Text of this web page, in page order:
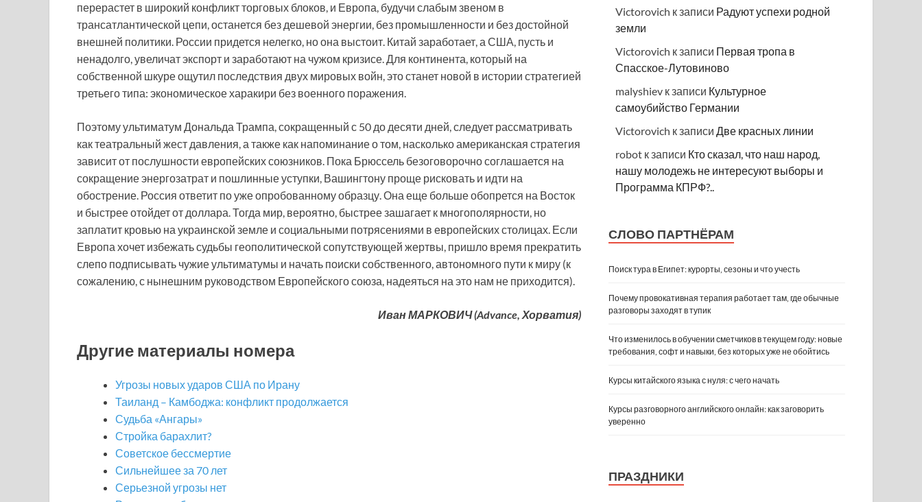
перерастет в широкий конфликт торговых блоков, и Европа, будучи слабым звеном в
трансатлантической цепи, останется без дешевой энергии, без промышленности и без достойной
внешней политики. России придется нелегко, но она выстоит. Китай заработает, а США, пусть и
ненадолго, увеличат экспорт и заработают на чужом кризисе. Для континента, который на
собственной шкуре ощутил последствия двух мировых войн, это станет новой в истории стратегией
третьего типа: экономическое харакири без военного поражения.
Поэтому ультиматум Дональда Трампа, сокращенный с 50 до десяти дней, следует рассматривать
как театральный жест давления, а также как напоминание о том, насколько американская стратегия
зависит от послушности европейских союзников. Пока Брюссель безоговорочно соглашается на
сокращение энергозатрат и пошлинные уступки, Вашингтону проще рисковать и идти на
обострение. Россия ответит по уже опробованному образцу. Она еще больше обопрется на Восток
и быстрее отойдет от доллара. Тогда мир, вероятно, быстрее зашагает к многополярности, но
заплатит кровью на украинской земле и социальными потрясениями в европейских столицах. Если
Европа хочет избежать судьбы геополитической сопутствующей жертвы, пришло время прекратить
слепо подписывать чужие ультиматумы и начать поиски собственного, автономного пути к миру (к
сожалению, с нынешним руководством Европейского союза, надеяться на это нам не приходится).
Иван МАРКОВИЧ (Advance, Хорватия)
Другие материалы номера
Угрозы новых ударов США по Ирану
Таиланд – Камбоджа: конфликт продолжается
Судьба «Ангары»
Стройка барахлит?
Советское бессмертие
Сильнейшее за 70 лет
Серьезной угрозы нет
Victorovich к записи Радуют успехи родной
земли
Victorovich к записи Первая тропа в
Спасское-Лутовиново
malyshiev к записи Культурное
самоубийство Германии
Victorovich к записи Две красных линии
robot к записи Кто сказал, что наш народ,
нашу молодежь не интересуют выборы и
Программа КПРФ?..
СЛОВО ПАРТНЁРАМ
Поиск тура в Египет: курорты, сезоны и что учесть
Почему провокативная терапия работает там, где обычные
разговоры заходят в тупик
Что изменилось в обучении сметчиков в текущем году: новые
требования, софт и навыки, без которых уже не обойтись
Курсы китайского языка с нуля: с чего начать
Курсы разговорного английского онлайн: как заговорить
уверенно
ПРАЗДНИКИ